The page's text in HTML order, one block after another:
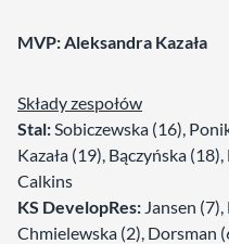
MVP: Aleksandra Kazała
Składy zespołów
Stal:Sobiczewska (16),
Kazała (19), Bączyńska
Calkins
KS DevelopRes: Jansen
Chmielewska (2), Dorsman